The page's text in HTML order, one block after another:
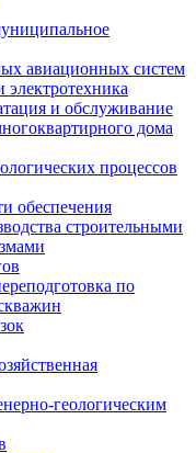
авиационных систем
электротехника
и обслуживание
дома
процессов
обеспечения
строительными
по
геологическим